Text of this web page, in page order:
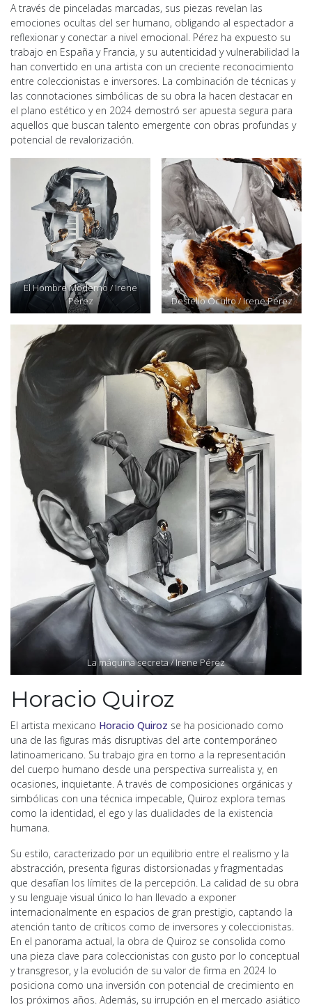
A través de pinceladas marcadas, sus piezas revelan las
emociones ocultas del ser humano, obligando al espectador a
reflexionar y conectar a nivel emocional. Pérez ha expuesto su
trabajo en España y Francia, y su autenticidad y vulnerabilidad la
han convertido en una artista con un creciente reconocimiento
entre coleccionistas e inversores. La combinación de técnicas y
las connotaciones simbólicas de su obra la hacen destacar en
el plano estético y en 2024 demostró ser apuesta segura para
aquellos que buscan talento emergente con obras profundas y
potencial de revalorización.
El Hombre Moderno / Irene
Pérez
Destello Oculto / Irene Pérez
La máquina secreta / Irene Pérez
Horacio Quiroz
El artista mexicano Horacio Quiroz se ha posicionado como
una de las figuras más disruptivas del arte contemporáneo
latinoamericano. Su trabajo gira en torno a la representación
del cuerpo humano desde una perspectiva surrealista y, en
ocasiones, inquietante. A través de composiciones orgánicas y
simbólicas con una técnica impecable, Quiroz explora temas
como la identidad, el ego y las dualidades de la existencia
humana.
Su estilo, caracterizado por un equilibrio entre el realismo y la
abstracción, presenta figuras distorsionadas y fragmentadas
que desafían los límites de la percepción. La calidad de su obra
y su lenguaje visual único lo han llevado a exponer
internacionalmente en espacios de gran prestigio, captando la
atención tanto de críticos como de inversores y coleccionistas.
En el panorama actual, la obra de Quiroz se consolida como
una pieza clave para coleccionistas con gusto por lo conceptual
y transgresor, y la evolución de su valor de firma en 2024 lo
posiciona como una inversión con potencial de crecimiento en
los próximos años. Además, su irrupción en el mercado asiático